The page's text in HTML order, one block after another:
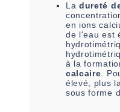
La dureté
en ions
de l'eau est
à la
calcaire .
élevé, plus
sous forme